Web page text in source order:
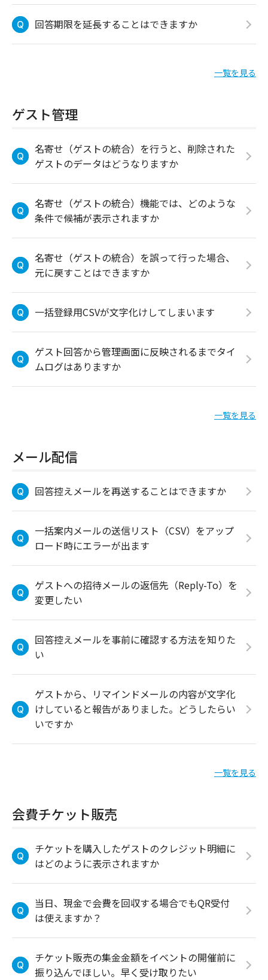
回答期限を延長することはできますか
一覧を見る
ゲスト管理
名寄せ（ゲストの統合）を行うと、削除された
ゲストのデータはどうなりますか
名寄せ（ゲストの統合）機能では、どのような
条件で候補が表示されますか
名寄せ（ゲストの統合）を誤って行った場合、
元に戻すことはできますか
一括登録用CSVが文字化けしてしまいます
ゲスト回答から管理画面に反映されるまでタイ
ムログはありますか
一覧を見る
メール配信
回答控えメールを再送することはできますか
一括案内メールの送信リスト（CSV）をアップ
ロード時にエラーが出ます
ゲストへの招待メールの返信先（Reply-To）を
変更したい
回答控えメールを事前に確認する方法を知りた
い
ゲストから、リマインドメールの内容が文字化
けしていると報告がありました。どうしたらい
いですか
一覧を見る
会費チケット販売
チケットを購入したゲストのクレジット明細に
はどのように表示されますか
当日、現金で会費を回収する場合でもQR受付
は使えますか？
チケット販売の集金金額をイベントの開催前に
振り込んでほしい。早く受け取りたい